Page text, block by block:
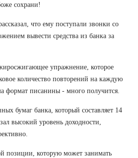
сохрани!
что ему поступали звонки со
вывести средства из банка за
упражнение, которое
количество повторений на каждую
формат писанины - много получится.
бумаг банка, который составляет 14
высокий уровень доходности,
позиции, которую может занимать